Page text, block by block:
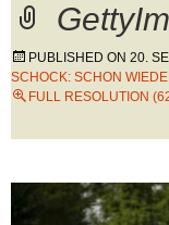
PUBLISHED ON 20.
SCHOCK: SCHON
FULL RESOLUTION